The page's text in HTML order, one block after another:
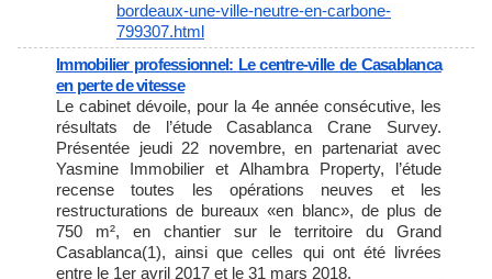
bordeaux-une-ville-neutre-en-carbone-
799307.html
Immobilier professionnel: Le centre-ville de Casablanca
en perte de vitesse
Le cabinet dévoile, pour la 4e année consécutive, les
résultats de l’étude Casablanca Crane Survey.
Présentée jeudi 22 novembre, en partenariat avec
Yasmine Immobilier et Alhambra Property, l’étude
recense toutes les opérations neuves et les
restructurations de bureaux «en blanc», de plus de
750 m², en chantier sur le territoire du Grand
Casablanca(1), ainsi que celles qui ont été livrées
entre le 1er avril 2017 et le 31 mars 2018.